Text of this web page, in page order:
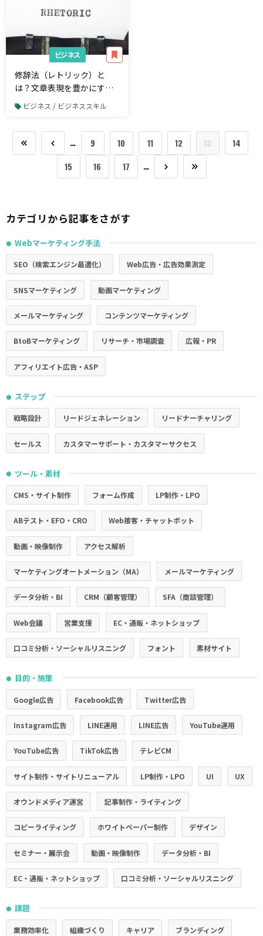
ビジネス
修辞法（レトリック）と
は？文章表現を豊かにする
技法の効果的な使い方を学
ビジネス / ビジネススキル
… 9 10 11 12 13
14
15
16 17 …
カテゴリから記事をさがす
● Webマーケティング手法
SEO（検索エンジン最適化） Web広告・広告効果測定
SNSマーケティング 動画マーケティング
メールマーケティング コンテンツマーケティング
BtoBマーケティング リサーチ・市場調査 広報・PR
アフィリエイト広告・ASP
● ステップ
戦略設計 リードジェネレーション リードナーチャリング
セールス カスタマーサポート・カスタマーサクセス
● ツール・素材
CMS・サイト制作 フォーム作成 LP制作・LPO
ABテスト・EFO・CRO Web接客・チャットボット
動画・映像制作 アクセス解析
マーケティングオートメーション（MA） メールマーケティング
データ分析・BI CRM（顧客管理） SFA（商談管理）
Web会議 営業支援 EC・通販・ネットショップ
口コミ分析・ソーシャルリスニング フォント 素材サイト
● 目的・施策
Google広告 Facebook広告 Twitter広告
Instagram広告 LINE運用 LINE広告 YouTube運用
YouTube広告 TikTok広告 テレビCM
サイト制作・サイトリニューアル LP制作・LPO UI UX
オウンドメディア運営 記事制作・ライティング
コピーライティング ホワイトペーパー制作 デザイン
セミナー・展示会 動画・映像制作 データ分析・BI
EC・通販・ネットショップ 口コミ分析・ソーシャルリスニング
● 課題
業務効率化 組織づくり キャリア ブランディング